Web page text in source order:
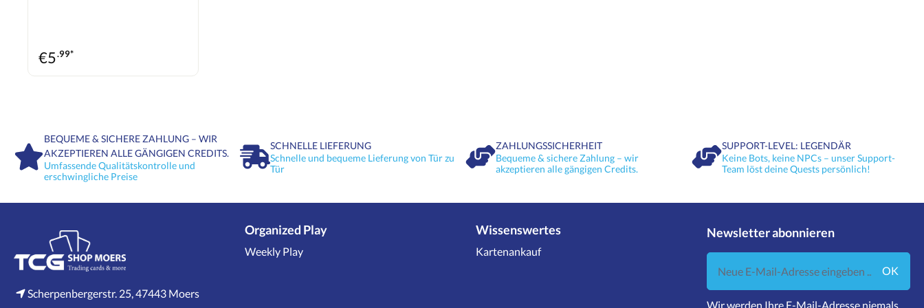
€5.99*
BEQUEME & SICHERE ZAHLUNG – WIR
AKZEPTIEREN ALLE GÄNGIGEN CREDITS.
Umfassende Qualitätskontrolle und
erschwingliche Preise
SCHNELLE LIEFERUNG
Schnelle und bequeme Lieferung von Tür zu
Tür
ZAHLUNGSSICHERHEIT
Bequeme & sichere Zahlung – wir
akzeptieren alle gängigen Credits.
SUPPORT-LEVEL: LEGENDÄR
Keine Bots, keine NPCs – unser Support-
Team löst deine Quests persönlich!
Scherpenbergerstr. 25, 47443 Moers
Organized Play
Weekly Play
Wissenswertes
Kartenankauf
Newsletter abonnieren
Neue E-Mail-Adresse eingeben ...
OK
Wir werden Ihre E-Mail-Adresse niemals